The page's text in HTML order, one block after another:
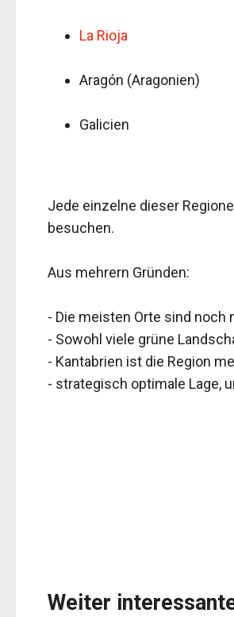
La Rioja
Aragón (Aragonien)
Galicien
Jede einzelne dieser
besuchen.
Aus mehrern Gründen:
- Die meisten Orte sind noch
- Sowohl viele grüne
- Kantabrien ist die Region
- strategisch optimale Lage,
Weiter